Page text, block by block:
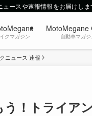
ースや速報情報をお届けしま
クマガジン
MotoMegane
自動車マガジ
ニュース 速報
！トライア